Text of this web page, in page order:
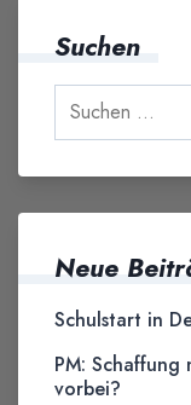
Suchen
Neue
Schulstart in
PM:
vorbei?